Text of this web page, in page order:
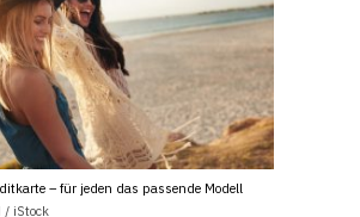
– für jeden das passende Modell
/ iStock